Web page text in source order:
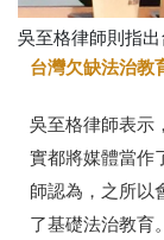
吳至格律師則指出
台灣欠缺法治教
吳至格律師表示
實都將媒體當作
師認為，之所以
了基礎法治教育。